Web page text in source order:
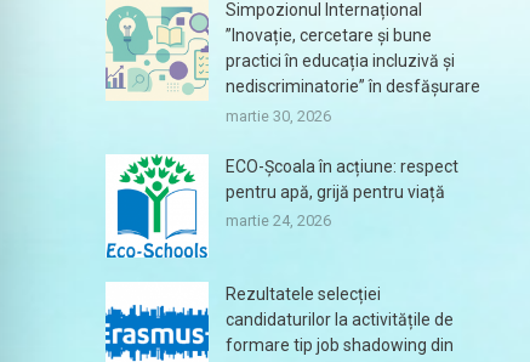
Simpozionul Internațional
”Inovație, cercetare și bune
practici în educația incluzivă și
nediscriminatorie” în desfășurare
martie 30, 2026
ECO-Școala în acțiune: respect
pentru apă, grijă pentru viață
martie 24, 2026
Rezultatele selecției
candidaturilor la activitățile de
formare tip job shadowing din